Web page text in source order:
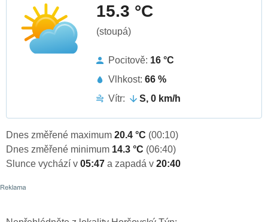
15.3 °C
(stoupá)
Pocitově: 16 °C
Vlhkost: 66 %
Vítr:
S, 0 km/h
Dnes změřené maximum 20.4 °C (00:10)
Dnes změřené minimum 14.3 °C (06:40)
Slunce vychází v 05:47 a zapadá v 20:40